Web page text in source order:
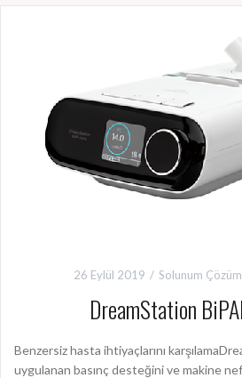
26 Eylül 2019 Solunum
DreamStation
Benzersiz hasta ihtiyaçlarını
uygulanan basınç desteğini ve makine